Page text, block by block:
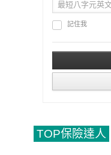
記住我
TOP保險達人